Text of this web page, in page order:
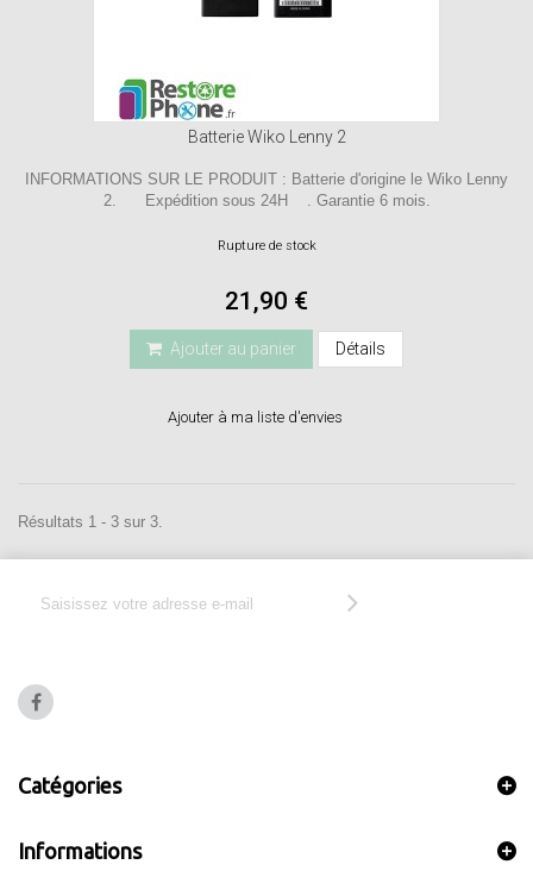
Batterie Wiko Lenny 2
INFORMATIONS SUR LE PRODUIT : Batterie d'origine le Wiko Lenny
2. Expédition sous 24H . Garantie 6 mois.
Rupture de stock
21,90 €
Ajouter au panier Détails
Ajouter à ma liste d'envies
Résultats 1 - 3 sur 3.
Catégories
Informations